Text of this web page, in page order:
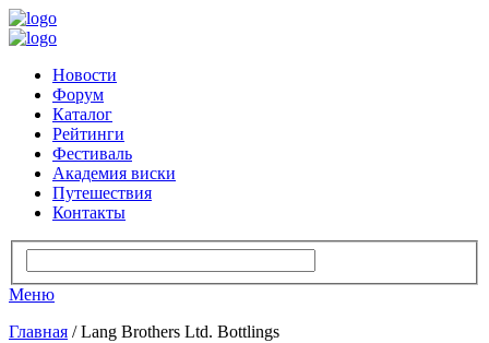
Новости
Форум
Каталог
Рейтинги
Фестиваль
Академия виски
Путешествия
Контакты
Меню
Главная / Lang Brothers Ltd. Bottlings